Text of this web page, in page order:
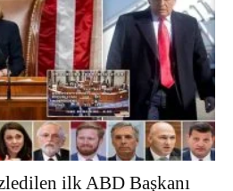
ilk ABD Başkanı